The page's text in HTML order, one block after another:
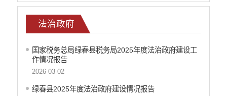
重大决策听证事项
重大决策预公开
财政资金直达基层
法治政府
国家税务总局绿春县税务局2025年度法治政府建设工
作情况报告
2026-03-02
绿春县2025年度法治政府建设情况报告